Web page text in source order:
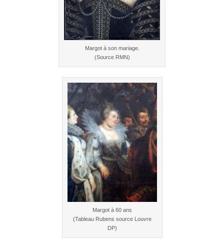
Margot à son mariage.
(Source RMN)
Margot à 60 ans
(Tableau Rubens source Louvre
DP)